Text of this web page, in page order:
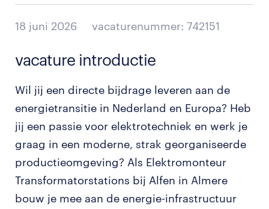
18 juni 2026 vacaturenummer: 742151
vacature introductie
Wil jij een directe bijdrage leveren aan de
energietransitie in Nederland en Europa? Heb
jij een passie voor elektrotechniek en werk je
graag in een moderne, strak georganiseerde
productieomgeving? Als Elektromonteur
Transformatorstations bij Alfen in Almere
bouw je mee aan de energie-infrastructuur